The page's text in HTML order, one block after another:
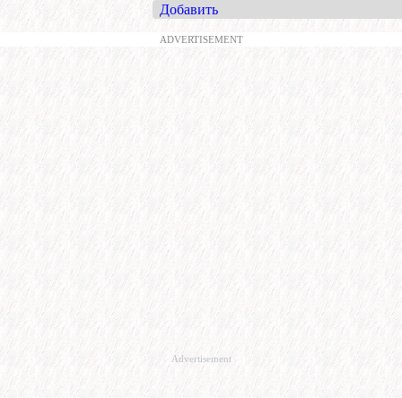
Добавить
ADVERTISEMENT
Advertisement